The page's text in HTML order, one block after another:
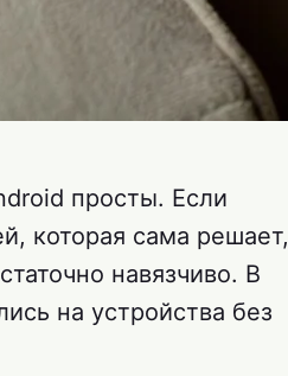
просты. Если
которая сама решает,
навязчиво. В
на устройства без